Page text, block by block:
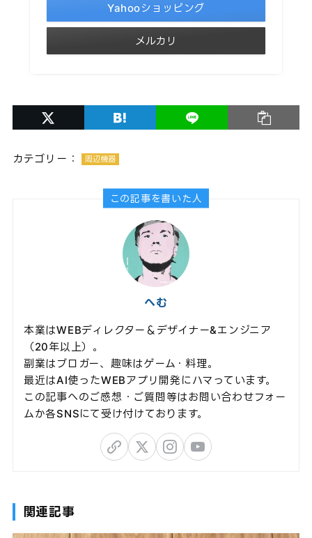
Yahooショッピング
メルカリ
カテゴリー： 周辺機器
この記事を書いた人
へむ
本業はWEBディレクター＆デザイナー&エンジニア
（20年以上）。
副業はブロガー、趣味はゲーム・料理。
最近はAI使ったWEBアプリ開発にハマっています。
この記事へのご感想・ご質問等はお問い合わせフォー
ムか各SNSにて受け付けております。
関連記事